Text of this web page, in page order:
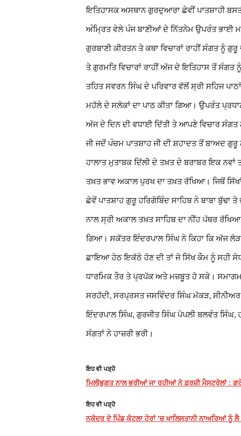
ਇਤਿਹਾਸਕ ਅਸਥਾਨ ਗੁਰਦੁਆਰਾ ਛੇਵੀਂ ਪਾਤਸ਼ਾਹੀ
ਅੰਮ੍ਰਿਤ ਵੇਲੇ ਪੰਜ ਬਾਣੀਆਂ ਦੇ ਨਿੱਤਨੇਮ ਉਪਰੰਤ ਭਾਈ
ਗੁਰਬਾਣੀ ਕੀਰਤਨ ਤੇ ਕਥਾ ਵਿਚਾਰਾਂ ਰਾਹੀਂ ਸੰਗਤ ਨੂੰ
ਤੇ ਗੁਰਮਤਿ ਵਿਚਾਰਾਂ ਰਾਹੀਂ ਅੱਜ ਦੇ ਇਤਿਹਾਸ ਤੋਂ ਸੰਗਤ
ਤਹਿਤ ਸਵਰਨ ਸਿੰਘ ਦੇ ਪਰਿਵਾਰ ਵੱਲੋਂ ਸ੍ਰੀ ਸਹਿਜ
ਮਹੱਲੇ ਦੇ ਸਲੋਕਾਂ ਦਾ ਪਾਠ ਕੀਤਾ ਗਿਆ। ਉਪਰੰਤ
ਅੱਜ ਦੇ ਦਿਨ ਦੀ ਵਧਾਈ ਦਿੱਤੀ ਤੇ ਆਪਣੇ ਵਿਚਾਰ ਸੰਗਤ
ਜੀ ਜਦੋਂ ਪੰਚਮ ਪਾਤਸ਼ਾਹ ਜੀ ਦੀ ਸ਼ਹਾਦਤ ਤੋਂ ਬਾਅਦ ਗੁਰੂ
ਹਾਲਾਤ ਮੁਤਾਬਕ ਦਿੱਲੀ ਦੇ ਤਖ਼ਤ ਦੇ ਬਰਾਬਰ ਇਕ
ਤਖ਼ਤ ਭਾਵ ਅਕਾਲ ਪੁਰਖ ਦਾ ਤਖ਼ਤ ਰੱਖਿਆ। ਜਿਥੋਂ
ਛੇਵੇਂ ਪਾਤਸ਼ਾਹ ਗੁਰੂ ਹਰਿਗੋਬਿੰਦ ਸਾਹਿਬ ਨੇ ਬਾਬਾ
ਨਾਲ ਸ੍ਰੀ ਅਕਾਲ ਤਖ਼ਤ ਸਾਹਿਬ ਦਾ ਨੀਂਹ ਪੱਥਰ
ਗਿਆ। ਸਕੱਤਰ ਇੰਦਰਪਾਲ ਸਿੰਘ ਨੇ ਕਿਹਾ ਕਿ ਅੱਜ
ਛਾਇਆ ਹੇਠ ਇਕੱਠੇ ਹੋਣ ਦੀ ਤਾਂ ਜੋ ਸਿੱਖ ਕੌਮ ਨੂੰ ਸਹੀ
ਧਾਰਮਿਕ ਤੌਰ ਤੇ ਪ੍ਰਪੱਕ ਅਤੇ ਮਜ਼ਬੂਤ ਹੋ ਸਕੇ।
ਸਰਹੱਦੀ, ਸਰਪ੍ਰਸਤ ਜਸਵਿੰਦਰ ਸਿੰਘ ਮੱਕੜ, ਸੀਨੀਅਰ
ਇੰਦਰਪਾਲ ਸਿੰਘ, ਗੁਰਜੀਤ ਸਿੰਘ ਪੋਪਲੀ ਬਲਵੰਤ
ਸੰਗਤਾਂ ਨੇ ਹਾਜ਼ਰੀ ਭਰੀ।
ਇਹ ਵੀ ਪੜ੍ਹੋ
ਮਿਲੀਭੁਗਤ ਨਾਲ ਭਰੀਆਂ ਜਾ ਰਹੀਆਂ ਨੇ ਫ਼ਰਜ਼ੀ ਮੈਸਟ੍ਰੋਲਾਂ :
ਇਹ ਵੀ ਪੜ੍ਹੋ
ਨਕੋਦਰ ਦੇ ਪਿੰਡ ਕੋਟਲਾ ਹੇਰਾਂ ’ਚ ਖਾਲਿਸਤਾਨੀ ਨਾਅਰਿਆਂ ਨੂੰ